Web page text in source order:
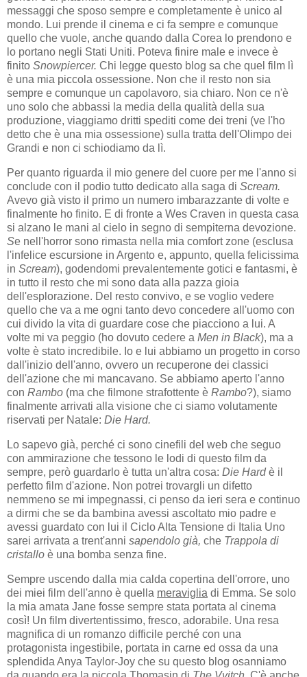
messaggi che sposo sempre e completamente è unico al
mondo. Lui prende il cinema e ci fa sempre e comunque
quello che vuole, anche quando dalla Corea lo prendono e
lo portano negli Stati Uniti. Poteva finire male e invece è
finito Snowpiercer. Chi legge questo blog sa che quel film lì
è una mia piccola ossessione. Non che il resto non sia
sempre e comunque un capolavoro, sia chiaro. Non ce n'è
uno solo che abbassi la media della qualità della sua
produzione, viaggiamo dritti spediti come dei treni (ve l'ho
detto che è una mia ossessione) sulla tratta dell'Olimpo dei
Grandi e non ci schiodiamo da lì.
Per quanto riguarda il mio genere del cuore per me l'anno si
conclude con il podio tutto dedicato alla saga di Scream.
Avevo già visto il primo un numero imbarazzante di volte e
finalmente ho finito. E di fronte a Wes Craven in questa casa
si alzano le mani al cielo in segno di sempiterna devozione.
Se nell'horror sono rimasta nella mia comfort zone (esclusa
l'infelice escursione in Argento e, appunto, quella felicissima
in Scream), godendomi prevalentemente gotici e fantasmi, è
in tutto il resto che mi sono data alla pazza gioia
dell'esplorazione. Del resto convivo, e se voglio vedere
quello che va a me ogni tanto devo concedere all'uomo con
cui divido la vita di guardare cose che piacciono a lui. A
volte mi va peggio (ho dovuto cedere a Men in Black), ma a
volte è stato incredibile. Io e lui abbiamo un progetto in corso
dall'inizio dell'anno, ovvero un recuperone dei classici
dell'azione che mi mancavano. Se abbiamo aperto l'anno
con Rambo (ma che filmone strafottente è Rambo?), siamo
finalmente arrivati alla visione che ci siamo volutamente
riservati per Natale: Die Hard.
Lo sapevo già, perché ci sono cinefili del web che seguo
con ammirazione che tessono le lodi di questo film da
sempre, però guardarlo è tutta un'altra cosa: Die Hardè il
perfetto film d'azione. Non potrei trovargli un difetto
nemmeno se mi impegnassi, ci penso da ieri sera e continuo
a dirmi che se da bambina avessi ascoltato mio padre e
avessi guardato con lui il Ciclo Alta Tensione di Italia Uno
sarei arrivata a trent'anni sapendolo già, che Trappola di
cristallo è una bomba senza fine.
Sempre uscendo dalla mia calda copertina dell'orrore, uno
dei miei film dell'anno è quella meraviglia di Emma. Se solo
la mia amata Jane fosse sempre stata portata al cinema
così! Un film divertentissimo, fresco, adorabile. Una resa
magnifica di un romanzo difficile perché con una
protagonista ingestibile, portata in carne ed ossa da una
splendida Anya Taylor-Joy che su questo blog osanniamo